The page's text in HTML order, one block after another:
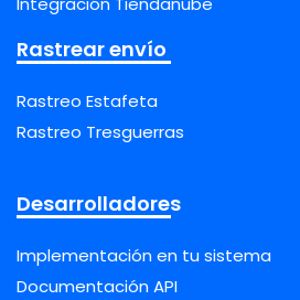
Rastrear envío
Rastreo Estafeta
Rastreo Tresguerras
Desarrolladores
Implementación en tu sistema
Documentación API